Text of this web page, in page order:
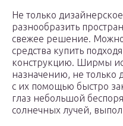
Не только
разнообразить
свежее решение.
средства купить
конструкцию. Ширмы
назначению, не только
с их помощью быстро
глаз небольшой
солнечных лучей,